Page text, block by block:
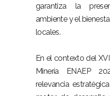
garantiza la
ambiente y el
locales.
En el contexto del
Minería ENAEP
relevancia